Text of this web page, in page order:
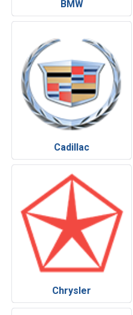
BMW
Cadillac
Chrysler